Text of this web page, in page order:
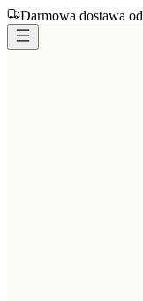
Darmowa dostawa od